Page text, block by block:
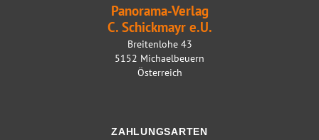
Panorama-Verlag
C. Schickmayr e.U.
Breitenlohe 43
5152 Michaelbeuern
Österreich
ZAHLUNGSARTEN